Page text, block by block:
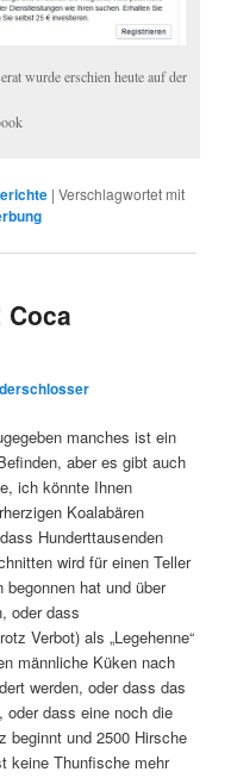
wurde erschien heute auf der
|Verschlagwortet mit
manches ist ein
aber es gibt auch
ich könnte Ihnen
Koalabären
Hunderttausenden
wird für einen Teller
hat und über
oder dass
Verbot) als „Legehenne“
männliche Küken nach
werden, oder dass das
oder dass eine noch die
beginnt und 2500 Hirsche
keine Thunfische mehr